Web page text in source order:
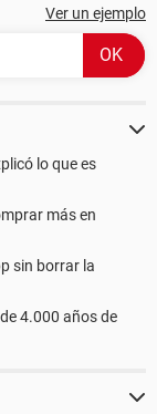
Ver un ejemplo
lo que es
más en
sin borrar la
4.000 años de